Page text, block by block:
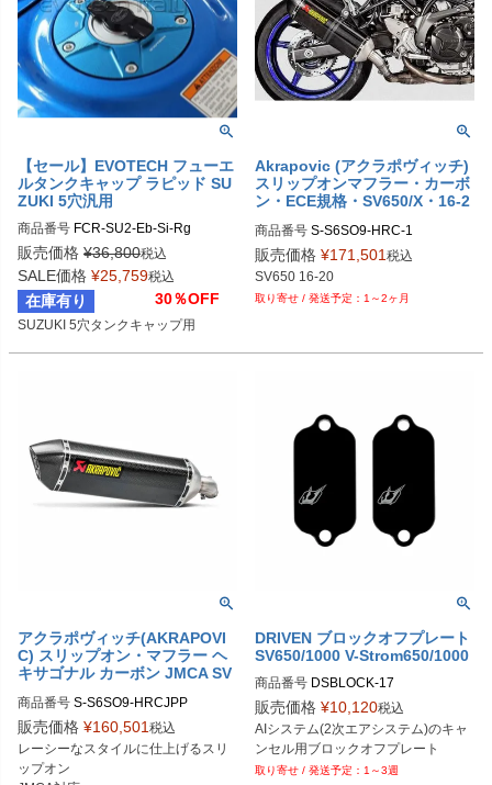
【セール】EVOTECH フューエ
ルタンクキャップ ラピッド SU
ZUKI 5穴汎用
商品番号 FCR-SU2-Eb-Si-Rg
販売価格 ¥36,800税込
SALE価格 ¥25,759税込
在庫有り 30％OFF
SUZUKI 5穴タンクキャップ用
Akrapovic (アクラポヴィッチ)
スリップオンマフラー・カーボ
ン・ECE規格・SV650/X・16-2
商品番号 S-S6SO9-HRC-1
販売価格 ¥171,501税込
SV650 16-20
1～2ヶ月
アクラポヴィッチ(AKRAPOVI
C) スリップオン・マフラー ヘ
キサゴナル カーボン JMCA SV
商品番号 S-S6SO9-HRCJPP
販売価格 ¥160,501税込
レーシーなスタイルに仕上げるスリ
ップオン
DRIVEN ブロックオフプレート
SV650/1000 V-Strom650/1000
商品番号 DSBLOCK-17
B型番：576985
D型番：0930-0109
販売価格 ¥10,120税込
AIシステム(2次エアシステム)のキャ
ンセル用ブロックオフプレート
1～3週